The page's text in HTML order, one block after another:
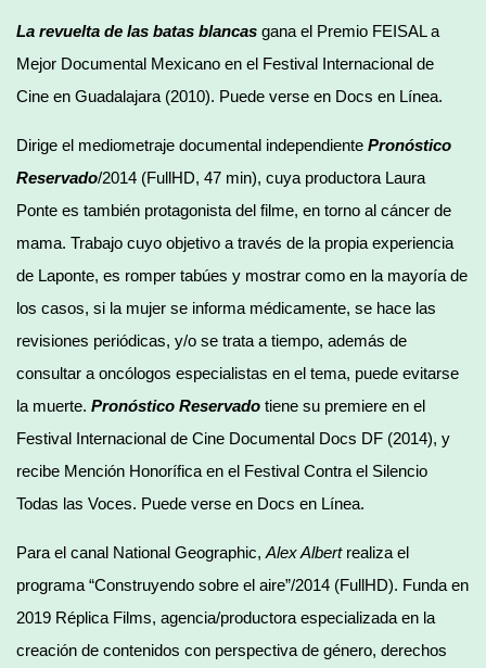
La revuelta de las batas blancas gana el Premio FEISAL a
Mejor Documental Mexicano en el Festival Internacional de
Cine en Guadalajara (2010). Puede verse en Docs en Línea.
Dirige el mediometraje documental independiente Pronóstico
Reservado/2014 (FullHD, 47 min), cuya productora Laura
Ponte es también protagonista del filme, en torno al cáncer de
mama. Trabajo cuyo objetivo a través de la propia experiencia
de Laponte, es romper tabúes y mostrar como en la mayoría de
los casos, si la mujer se informa médicamente, se hace las
revisiones periódicas, y/o se trata a tiempo, además de
consultar a oncólogos especialistas en el tema, puede evitarse
la muerte. Pronóstico Reservado tiene su premiere en el
Festival Internacional de Cine Documental Docs DF (2014), y
recibe Mención Honorífica en el Festival Contra el Silencio
Todas las Voces. Puede verse en Docs en Línea.
Para el canal National Geographic, Alex Albertrealiza el
programa “Construyendo sobre el aire”/2014 (FullHD). Funda en
2019 Réplica Films, agencia/productora especializada en la
creación de contenidos con perspectiva de género, derechos